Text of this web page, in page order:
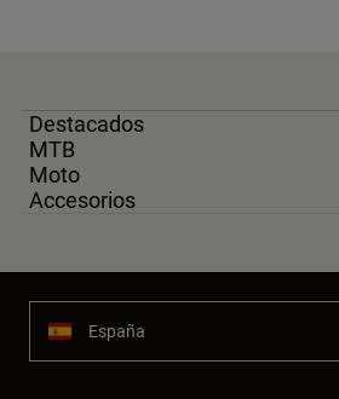
Destacados
MTB
Moto
Accesorios
España